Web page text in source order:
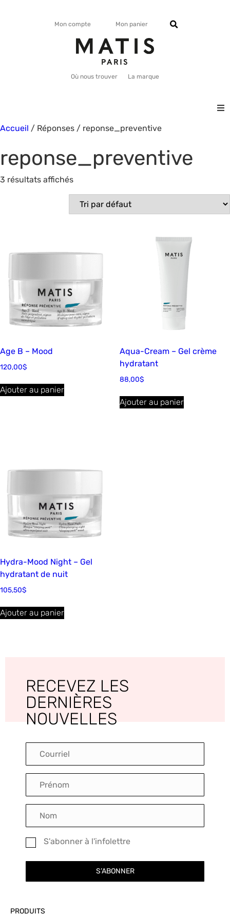
Où nous trouver La marque
Mon compte Mon panier
VISAGE
CORPS
Accueil / Réponses / reponse_preventive
reponse_preventive
3 résultats affichés
Age B – Mood
120,00$
Ajouter au panier
Aqua-Cream – Gel crème
hydratant
88,00$
Ajouter au panier
Hydra-Mood Night – Gel
hydratant de nuit
105,50$
Ajouter au panier
RECEVEZ LES
DERNIÈRES
NOUVELLES
S'abonner à l'infolettre
S’ABONNER
PRODUITS